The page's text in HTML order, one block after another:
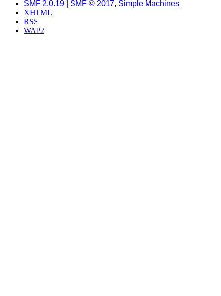
SMF 2.0.19 SMF © 2017, Simple Machines
XHTML
RSS
WAP2